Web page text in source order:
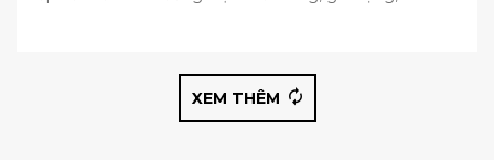
XEM THÊM